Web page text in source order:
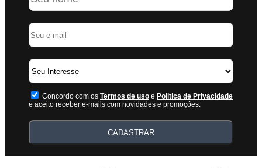
Concordo com os Termos de uso e Politica de Privacidade
e aceito receber e-mails com novidades e promoções.
CADASTRAR